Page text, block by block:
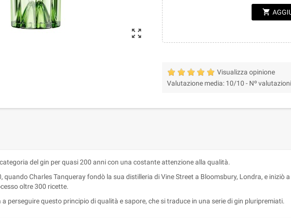
zoom_out_map
shopping_cart
Visualizza opinione
Valutazione media: 10/10 - Nº
del gin per quasi 200 anni con una costante attenzione alla qualità.
quando Charles Tanqueray fondò la sua distilleria di Vine Street a Bloomsbury, Londra, e
oltre 300 ricette.
perseguire questo principio di qualità e sapore, che si traduce in una serie di gin pluripremiati.